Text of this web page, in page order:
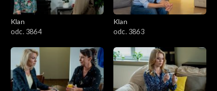
Klan
odc. 3864
Klan
odc. 3863